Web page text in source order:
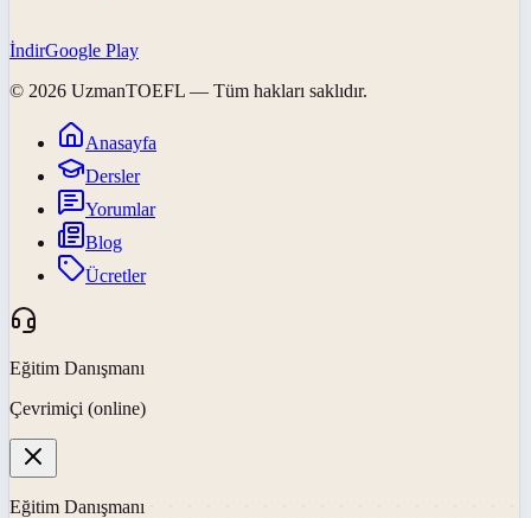
İndirGoogle Play
© 2026 UzmanTOEFL — Tüm hakları saklıdır.
Anasayfa
Dersler
Yorumlar
Blog
Ücretler
Eğitim Danışmanı
Çevrimiçi (online)
Eğitim Danışmanı